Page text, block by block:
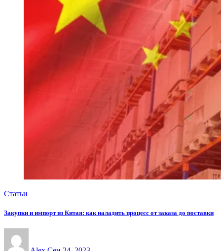
Статьи
Закупки и импорт из Китая: как наладить процесс от заказа до поставки